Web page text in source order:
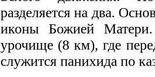
разделяется на два.
иконы Божией
урочище (8 км), где
служится панихида по